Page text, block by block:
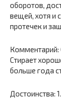
оборотов,
вещей, хотя и
протечек и
Комментарий:
Стирает
больше года
Достоинства: